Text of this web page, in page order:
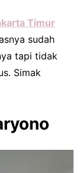
Timur
sudah
tapi tidak
Simak